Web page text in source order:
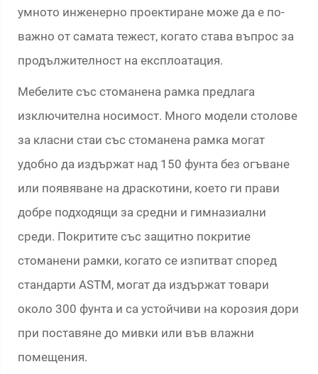
умното инженерно проектиране може да е по-
важно от самата тежест, когато става въпрос за
продължителност на експлоатация.
Мебелите със стоманена рамка предлага
изключителна носимост. Много модели столове
за класни стаи със стоманена рамка могат
удобно да издържат над 150 фунта без огъване
или появяване на драскотини, което ги прави
добре подходящи за средни и гимназиални
среди. Покритите със защитно покритие
стоманени рамки, когато се изпитват според
стандарти ASTM, могат да издържат товари
около 300 фунта и са устойчиви на корозия дори
при поставяне до мивки или във влажни
помещения.